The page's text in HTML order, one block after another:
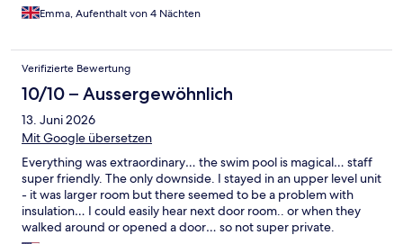
Emma, Aufenthalt von 4 Nächten
Verifizierte Bewertung
10/10 – Aussergewöhnlich
13. Juni 2026
Mit Google übersetzen
Everything was extraordinary… the swim pool is magical… staff
super friendly. The only downside. I stayed in an upper level unit
- it was larger room but there seemed to be a problem with
insulation… I could easily hear next door room.. or when they
walked around or opened a door… so not super private.